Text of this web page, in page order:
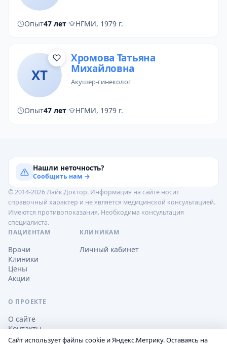
Опыт47 лет· НГМИ, 1979 г.
ХТ
Хромова Татьяна
Михайловна
акушер-гинеколог
Опыт47 лет· НГМИ, 1979 г.
Нашли неточность?
Сообщить нам →
© 2014-2026 Лайк.Доктор. Информация на сайте носит
справочный характер и не является медицинской консультацией.
Имеются противопоказания. Необходима консультация
специалиста.
ПАЦИЕНТАМ
Врачи
Клиники
Цены
Акции
КЛИНИКАМ
Личный кабинет
О ПРОЕКТЕ
О сайте
Контакты
Сайт использует файлы cookie и Яндекс.Метрику. Оставаясь на